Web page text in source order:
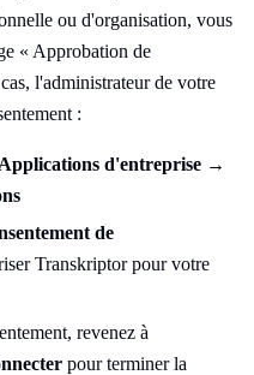
ou d'organisation, vous
« Approbation de
l'administrateur de votre
:
Applications d'entreprise →
de
Transkriptor pour votre
revenez à
pour terminer la